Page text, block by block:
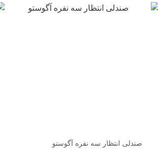
صندلی انتظار سه نفره آگوستو